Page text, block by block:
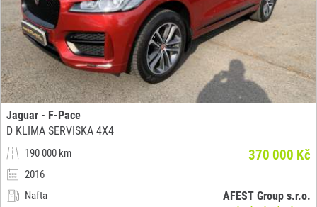
Jaguar - F-Pace
D KLIMA SERVISKA 4X4
190 000 km
2016
Nafta
370 000 Kč
AFEST Group s.r.o.